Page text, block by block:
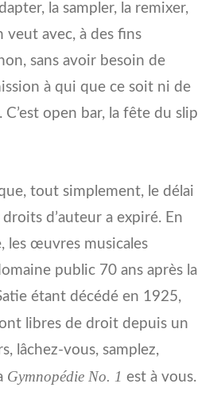
la sampler, la remixer,
veut avec, à des fins
sans avoir besoin de
à qui que ce soit ni de
open bar, la fête du slip
tout simplement, le délai
d’auteur a expiré. En
les œuvres musicales
public 70 ans après la
étant décédé en 1925,
libres de droit depuis un
lâchez-vous, samplez,
Gymnopédie No. 1 est à vous.